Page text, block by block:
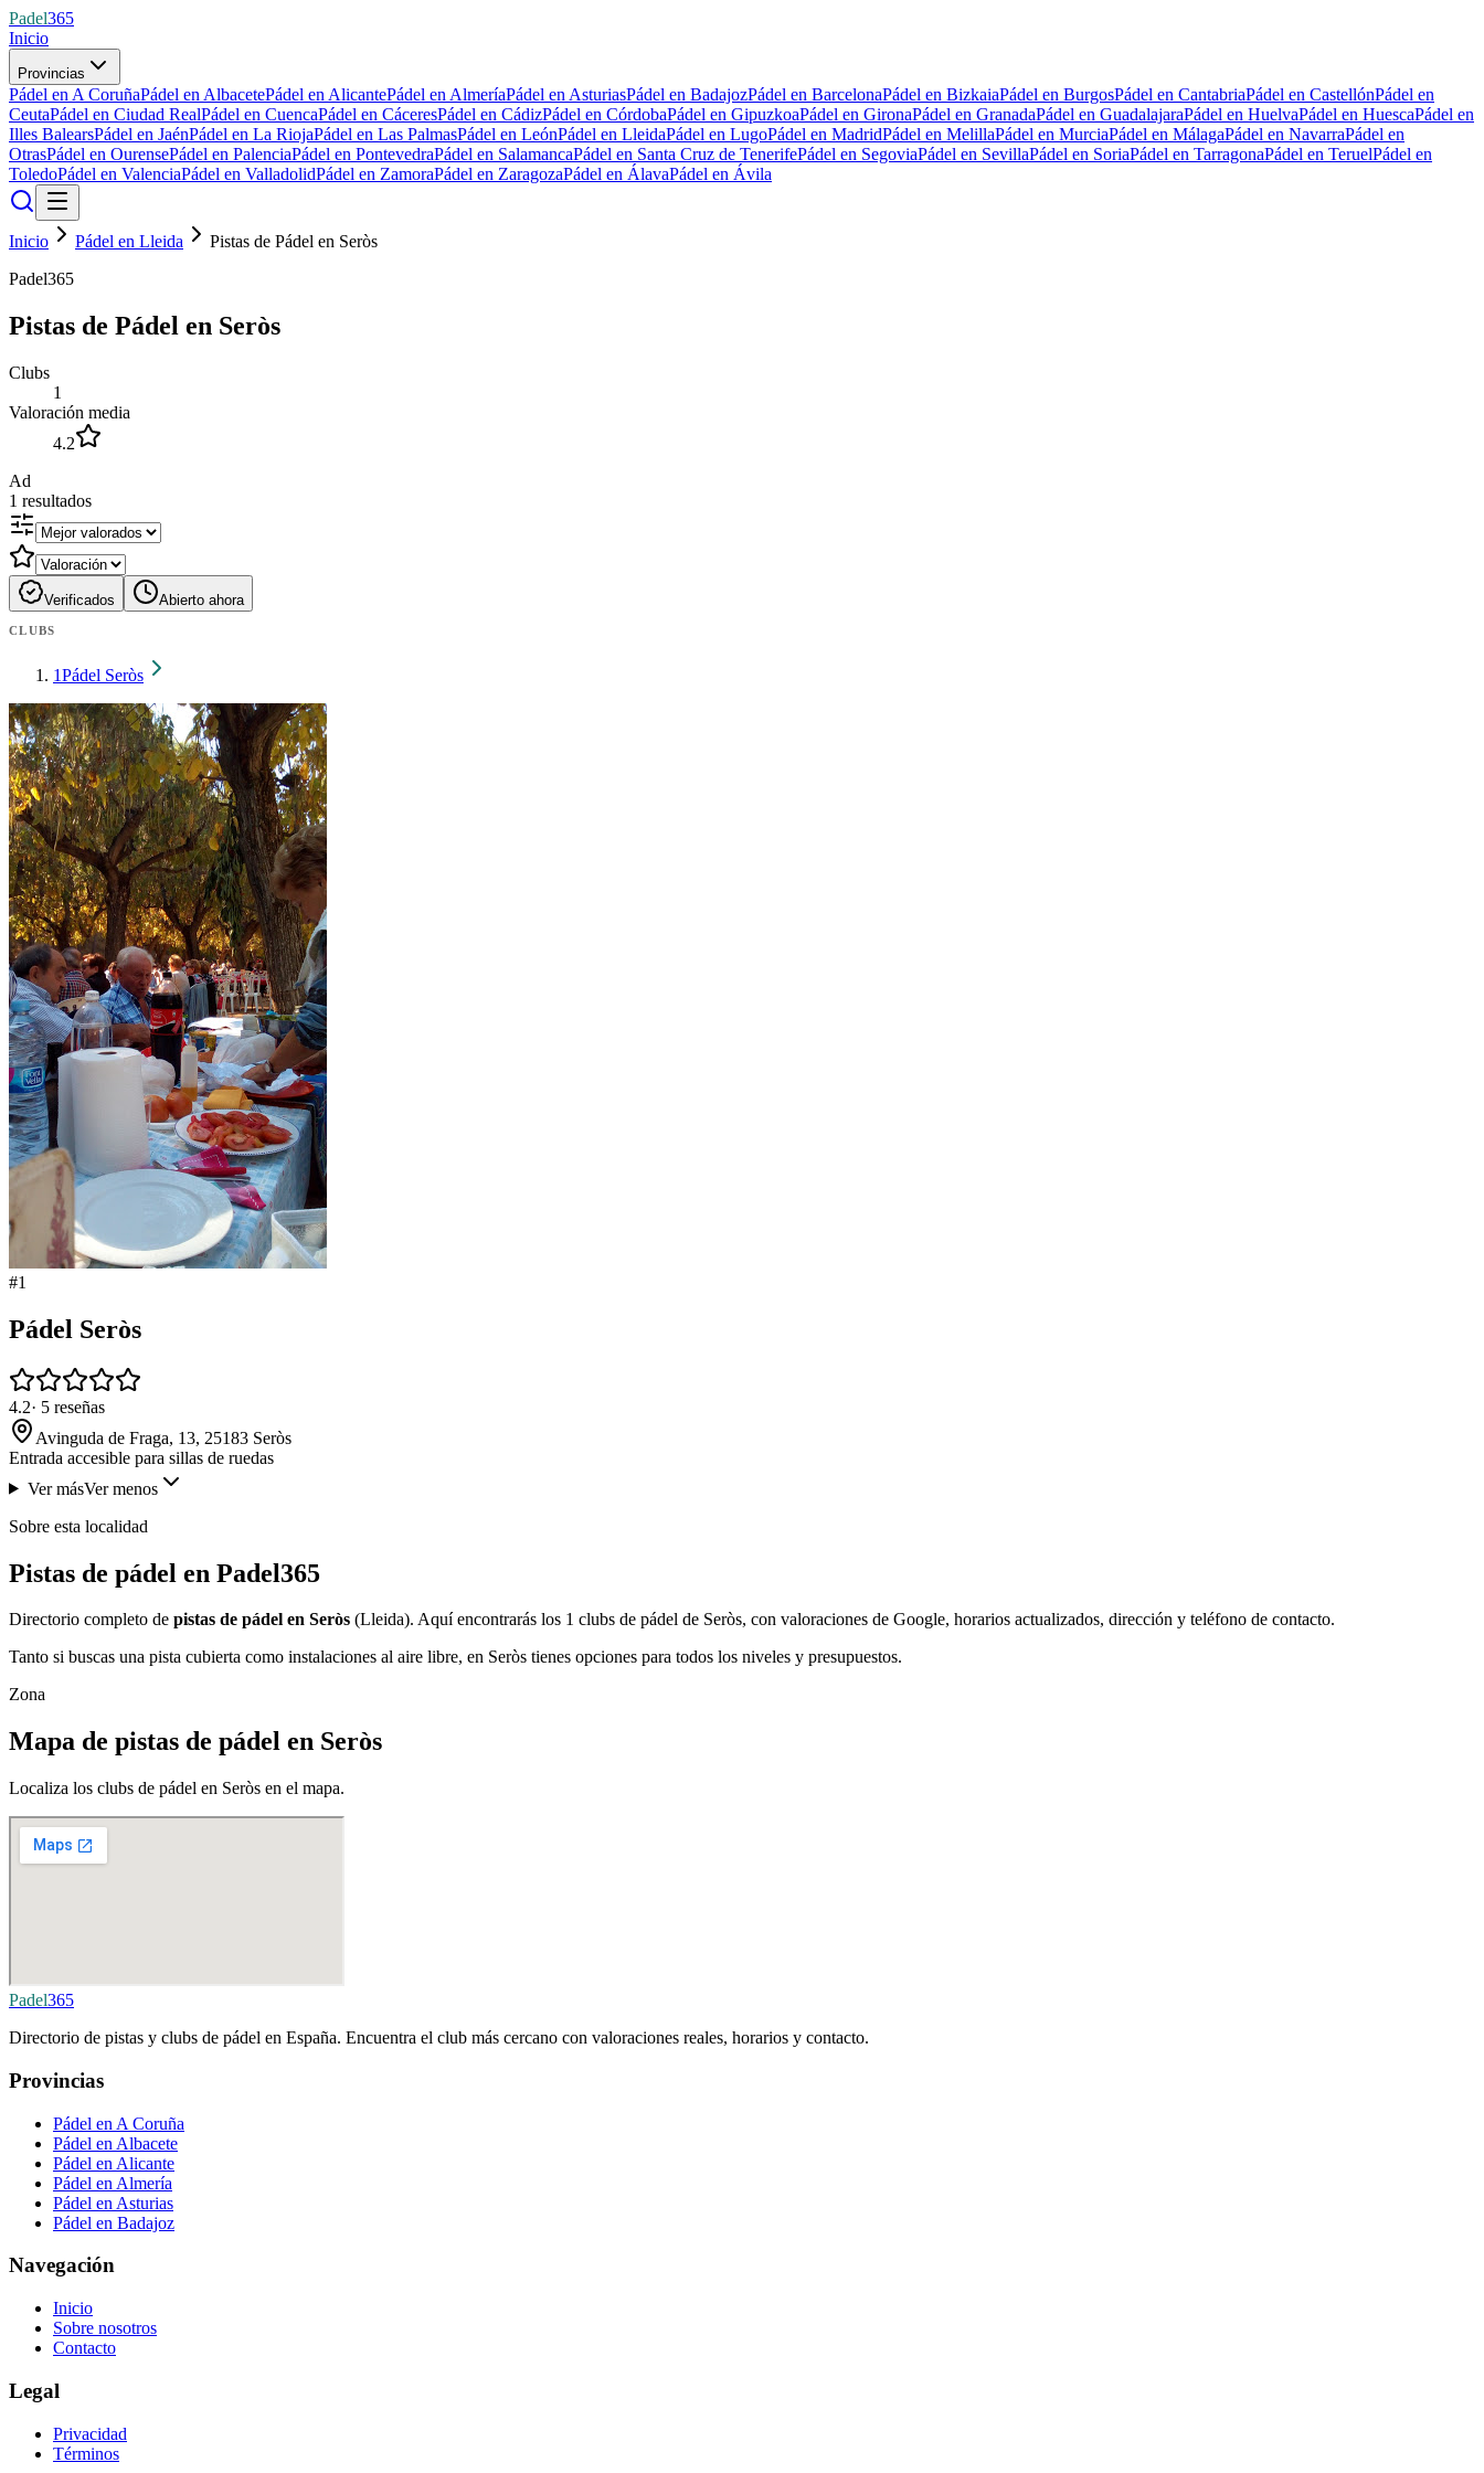
Padel365
Inicio
Provincias
Pádel en A CoruñaPádel en AlbacetePádel en AlicantePádel en AlmeríaPádel en AsturiasPádel en BadajozPádel en BarcelonaPádel en BizkaiaPádel en BurgosPádel en CantabriaPádel en CastellónPádel en
CeutaPádel en Ciudad RealPádel en CuencaPádel en CáceresPádel en CádizPádel en CórdobaPádel en GipuzkoaPádel en GironaPádel en GranadaPádel en GuadalajaraPádel en HuelvaPádel en HuescaPádel en
Illes BalearsPádel en JaénPádel en La RiojaPádel en Las PalmasPádel en LeónPádel en LleidaPádel en LugoPádel en MadridPádel en MelillaPádel en MurciaPádel en MálagaPádel en NavarraPádel en
OtrasPádel en OurensePádel en PalenciaPádel en PontevedraPádel en SalamancaPádel en Santa Cruz de TenerifePádel en SegoviaPádel en SevillaPádel en SoriaPádel en TarragonaPádel en TeruelPádel en
ToledoPádel en ValenciaPádel en ValladolidPádel en ZamoraPádel en ZaragozaPádel en ÁlavaPádel en Ávila
Inicio Pádel en Lleida
Pistas de Pádel en Seròs
Padel365
Pistas de Pádel en Seròs
Clubs
1
Valoración media
4.2
Ad
1 resultados
Verificados Abierto ahora
CLUBS
1Pádel Seròs
#1
Pádel Seròs
4.2· 5 reseñas
Avinguda de Fraga, 13, 25183 Seròs
Entrada accesible para sillas de ruedas
Ver másVer menos
Sobre esta localidad
Pistas de pádel en Padel365
Directorio completo de pistas de pádel en Seròs (Lleida). Aquí encontrarás los 1 clubs de pádel de Seròs, con valoraciones de Google, horarios actualizados, dirección y teléfono de contacto.
Tanto si buscas una pista cubierta como instalaciones al aire libre, en Seròs tienes opciones para todos los niveles y presupuestos.
Zona
Mapa de pistas de pádel en Seròs
Localiza los clubs de pádel en Seròs en el mapa.
Padel365
Directorio de pistas y clubs de pádel en España. Encuentra el club más cercano con valoraciones reales, horarios y contacto.
Provincias
Pádel en A Coruña
Pádel en Albacete
Pádel en Alicante
Pádel en Almería
Pádel en Asturias
Pádel en Badajoz
Navegación
Inicio
Sobre nosotros
Contacto
Legal
Privacidad
Términos